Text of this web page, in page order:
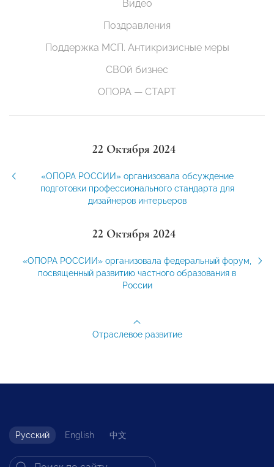
Видео
Поздравления
Поддержка МСП. Антикризисные меры
СВОй бизнес
ОПОРА — СТАРТ
22 Октября 2024
«ОПОРА РОССИИ» организовала обсуждение
подготовки профессионального стандарта для
дизайнеров интерьеров
22 Октября 2024
«ОПОРА РОССИИ» организовала федеральный форум,
посвященный развитию частного образования в
России
Отраслевое развитие
Русский English 中文